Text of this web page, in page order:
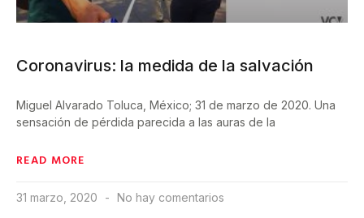
Coronavirus: la medida de la salvación
Miguel Alvarado Toluca, México; 31 de marzo de 2020. Una
sensación de pérdida parecida a las auras de la
READ MORE
31 marzo, 2020 No hay comentarios